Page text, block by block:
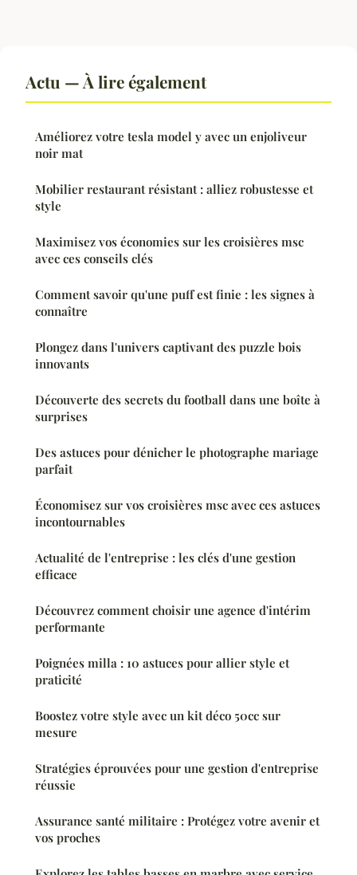
Actu — À lire également
Améliorez votre tesla model y avec un enjoliveur
noir mat
Mobilier restaurant résistant : alliez robustesse et
style
Maximisez vos économies sur les croisières msc
avec ces conseils clés
Comment savoir qu'une puff est finie : les signes à
connaître
Plongez dans l'univers captivant des puzzle bois
innovants
Découverte des secrets du football dans une boîte à
surprises
Des astuces pour dénicher le photographe mariage
parfait
Économisez sur vos croisières msc avec ces astuces
incontournables
Actualité de l'entreprise : les clés d'une gestion
efficace
Découvrez comment choisir une agence d'intérim
performante
Poignées milla : 10 astuces pour allier style et
praticité
Boostez votre style avec un kit déco 50cc sur
mesure
Stratégies éprouvées pour une gestion d'entreprise
réussie
Assurance santé militaire : Protégez votre avenir et
vos proches